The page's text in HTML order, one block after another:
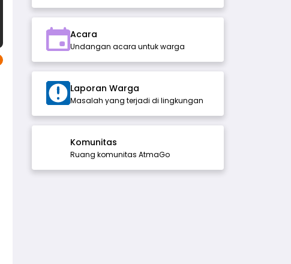
Acara
Undangan acara untuk warga
Laporan Warga
Masalah yang terjadi di lingkungan
Komunitas
Ruang komunitas AtmaGo